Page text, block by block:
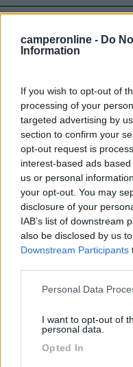
camperonline - Do
Information
If you wish to opt-out of
processing of your
targeted advertising by
section to confirm your
opt-out request is
interest-based ads
us or personal
your opt-out. You may
disclosure of your
IAB’s list of downstream
also be disclosed by us
Downstream Participants
Please note that this
not limited to your visit
use your data for below
Personal Data
I want to opt-out of
personal data.
Opted In
Seleziona gli argomenti
Caratteristiche (4)
rada66
Luogo tranquillo,
acqua in piazzola
sembra ci siano al
piazzole.
Caratteristiche Servizi
Lati positivi:
piscina.Lati
mancanza dei